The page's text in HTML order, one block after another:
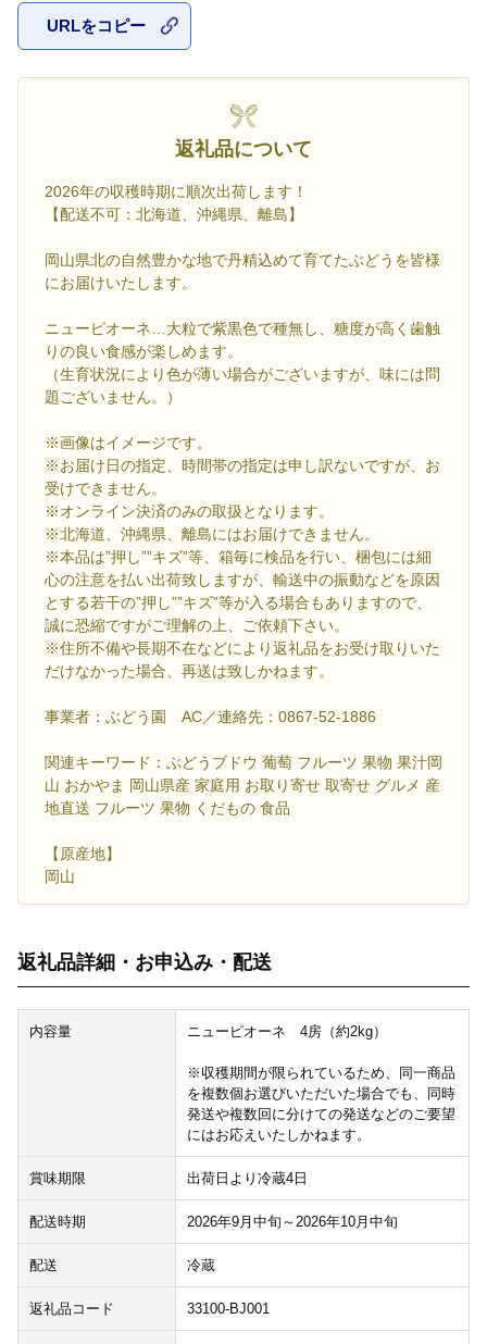
URLをコピー
返礼品について
2026年の収穫時期に順次出荷します！
【配送不可：北海道、沖縄県、離島】
岡山県北の自然豊かな地で丹精込めて育てたぶどうを皆様
にお届けいたします。
ニューピオーネ…大粒で紫黒色で種無し、糖度が高く歯触
りの良い食感が楽しめます。
（生育状況により色が薄い場合がございますが、味には問
題ございません。）
※画像はイメージです。
※お届け日の指定、時間帯の指定は申し訳ないですが、お
受けできません。
※オンライン決済のみの取扱となります。
※北海道、沖縄県、離島にはお届けできません。
※本品は”押し””キズ”等、箱毎に検品を行い、梱包には細
心の注意を払い出荷致しますが、輸送中の振動などを原因
とする若干の”押し””キズ”等が入る場合もありますので、
誠に恐縮ですがご理解の上、ご依頼下さい。
※住所不備や長期不在などにより返礼品をお受け取りいた
だけなかった場合、再送は致しかねます。
事業者：ぶどう園 AC／連絡先：0867-52-1886
関連キーワード：ぶどうブドウ 葡萄 フルーツ 果物 果汁岡
山 おかやま 岡山県産 家庭用 お取り寄せ 取寄せ グルメ 産
地直送 フルーツ 果物 くだもの 食品
【原産地】
岡山
返礼品詳細・お申込み・配送
内容量 ニューピオーネ 4房（約2kg）
※収穫期間が限られているため、同一商品
を複数個お選びいただいた場合でも、同時
発送や複数回に分けての発送などのご要望
にはお応えいたしかねます。
賞味期限 出荷日より冷蔵4日
配送時期 2026年9月中旬～2026年10月中旬
配送 冷蔵
返礼品コード 33100-BJ001